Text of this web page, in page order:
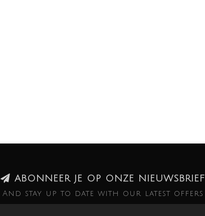
ABONNEER JE OP ONZE NIEUWSBRIEF
And stay up to date with our latest offers